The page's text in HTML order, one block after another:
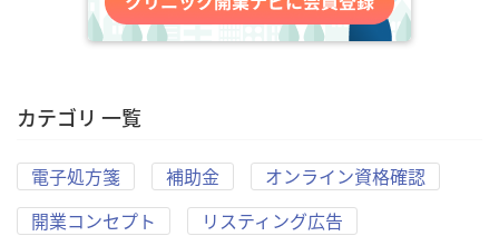
カテゴリ 一覧
電子処方箋 補助金
オンライン資格確認
開業コンセプト
リスティング広告